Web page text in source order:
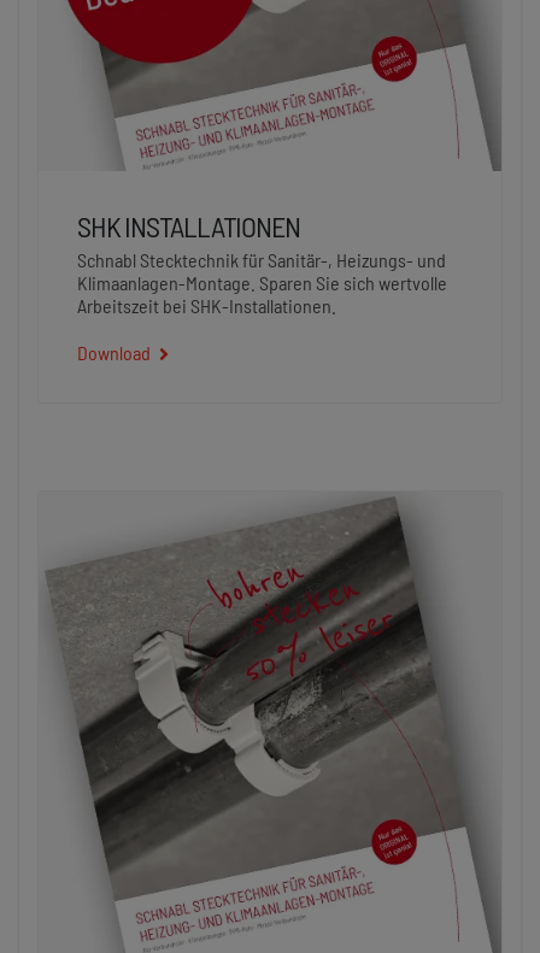
SHK INSTALLATIONEN
Schnabl Stecktechnik für Sanitär-, Heizungs- und
Klimaanlagen-Montage. Sparen Sie sich wertvolle
Arbeitszeit bei SHK-Installationen.
Download